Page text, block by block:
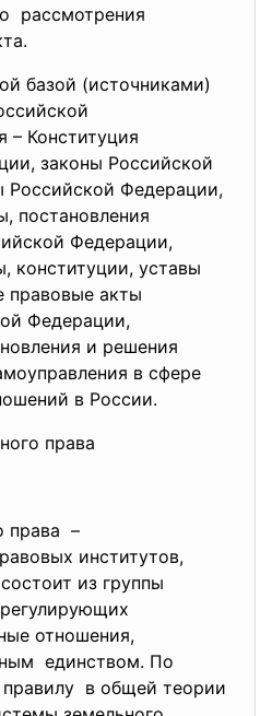
рассмотрения
базой (источниками)
– Конституция
законы Российской
Российской Федерации,
постановления
Федерации,
конституции, уставы
правовые акты
Федерации,
и решения
в сфере
в России.
права
права –
институтов,
из группы
отношения,
единством. По
правилу в общей теории